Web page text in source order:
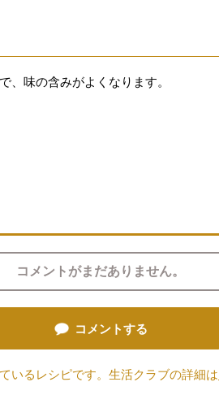
、味の含みがよくなります。
コメントがまだありません。
コメントする
いるレシピです。生活クラブの詳細は